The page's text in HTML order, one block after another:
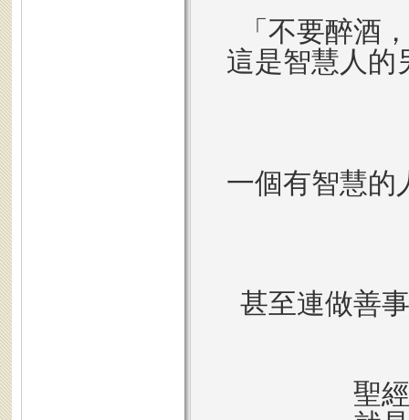
「不要醉酒
這是智慧人的
一個有智慧的
甚至連做善
聖